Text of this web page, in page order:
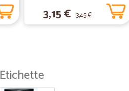
3,15 € 3,45 €
Etichette